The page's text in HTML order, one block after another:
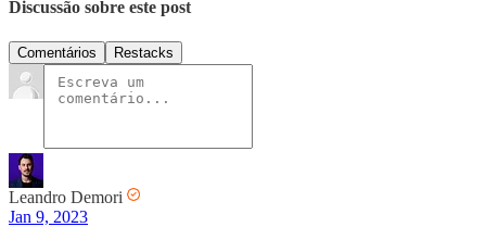
Discussão sobre este post
Comentários Restacks
Leandro Demori
Jan 9, 2023